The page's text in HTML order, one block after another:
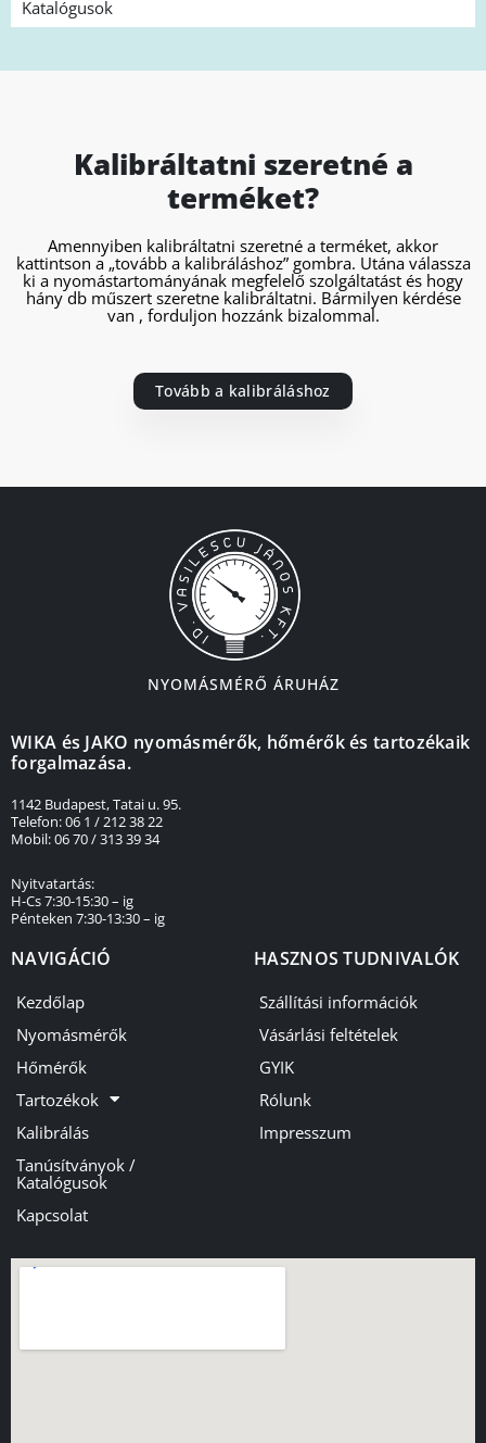
Katalógusok
Kalibráltatni szeretné a
terméket?
Amennyiben kalibráltatni szeretné a terméket, akkor
kattintson a „tovább a kalibráláshoz” gombra. Utána válassza
ki a nyomástartományának megfelelő szolgáltatást és hogy
hány db műszert szeretne kalibráltatni. Bármilyen kérdése
van , forduljon hozzánk bizalommal.
Tovább a kalibráláshoz
NYOMÁSMÉRŐ ÁRUHÁZ
WIKA és JAKO nyomásmérők, hőmérők és tartozékaik
forgalmazása.
1142 Budapest, Tatai u. 95.
Telefon: 06 1 / 212 38 22
Mobil: 06 70 / 313 39 34
Nyitvatartás:
H-Cs 7:30-15:30 – ig
Pénteken 7:30-13:30 – ig
NAVIGÁCIÓ
Kezdőlap
Nyomásmérők
Hőmérők
Tartozékok
Kalibrálás
Tanúsítványok /
Katalógusok
Kapcsolat
HASZNOS TUDNIVALÓK
Szállítási információk
Vásárlási feltételek
GYIK
Rólunk
Impresszum